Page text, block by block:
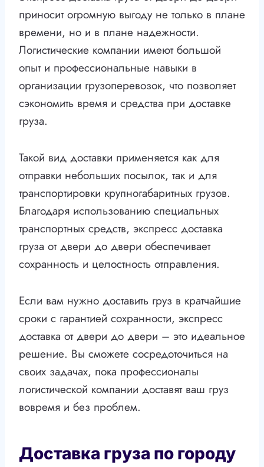
приносит огромную выгоду не только в плане
времени, но и в плане надежности.
Логистические компании имеют большой
опыт и профессиональные навыки в
организации грузоперевозок, что позволяет
сэкономить время и средства при доставке
груза.
Такой вид доставки применяется как для
отправки небольших посылок, так и для
транспортировки крупногабаритных грузов.
Благодаря использованию специальных
транспортных средств, экспресс доставка
груза от двери до двери обеспечивает
сохранность и целостность отправления.
Если вам нужно доставить груз в кратчайшие
сроки с гарантией сохранности, экспресс
доставка от двери до двери – это идеальное
решение. Вы сможете сосредоточиться на
своих задачах, пока профессионалы
логистической компании доставят ваш груз
вовремя и без проблем.
Доставка груза по городу